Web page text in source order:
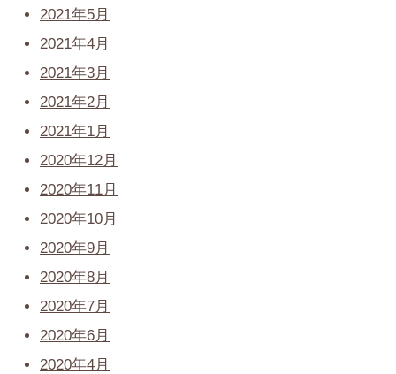
2021年5月
2021年4月
2021年3月
2021年2月
2021年1月
2020年12月
2020年11月
2020年10月
2020年9月
2020年8月
2020年7月
2020年6月
2020年4月